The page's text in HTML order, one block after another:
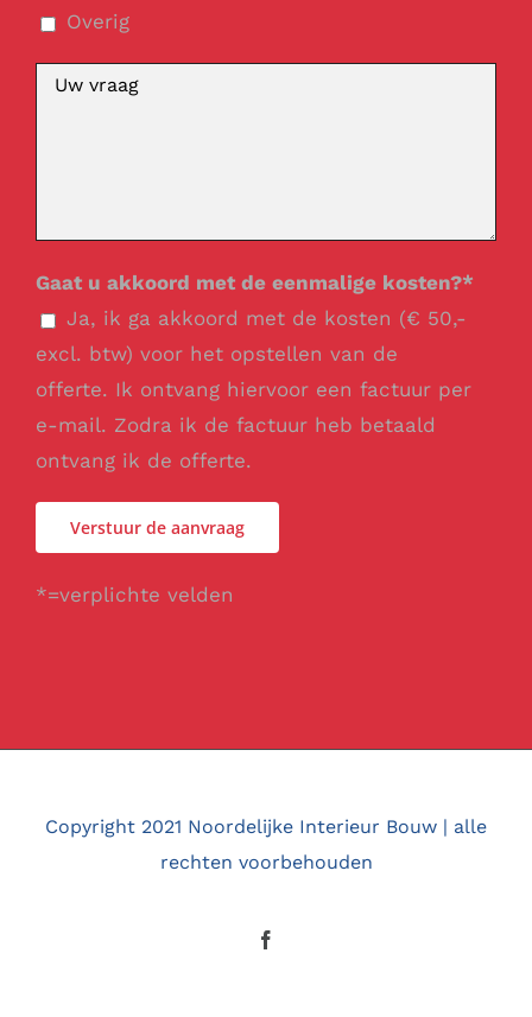
Overig
Gaat u akkoord met de eenmalige kosten?*
Ja, ik ga akkoord met de kosten (€ 50,-
excl. btw) voor het opstellen van de
offerte. Ik ontvang hiervoor een factuur per
e-mail. Zodra ik de factuur heb betaald
ontvang ik de offerte.
*=verplichte velden
Copyright 2021 Noordelijke Interieur Bouw | alle
rechten voorbehouden